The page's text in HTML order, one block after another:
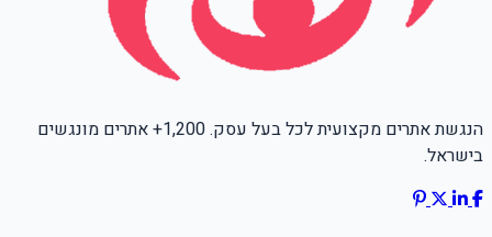
הנגשת אתרים מקצועית לכל בעל עסק. 1,200+ אתרים מונגשים
בישראל.